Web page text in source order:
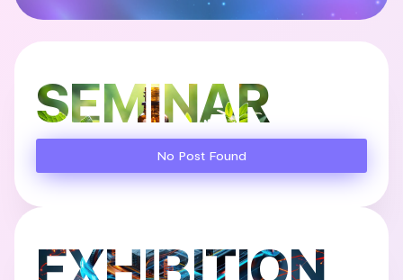
SEMINAR
No Post Found